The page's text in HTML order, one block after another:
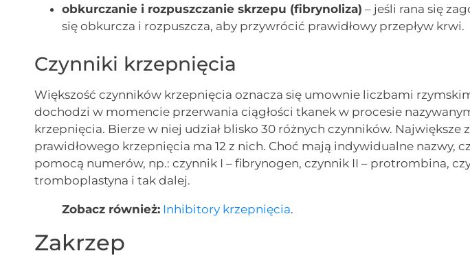
obkurczanie i rozpuszczanie skrzepu (fibrynoliza) – jeśli rana się
się obkurcza i rozpuszcza, aby przywrócić prawidłowy przepływ krwi.
Czynniki krzepnięcia
Większość czynników krzepnięcia oznacza się umownie liczbami
dochodzi w momencie przerwania ciągłości tkanek w procesie
krzepnięcia. Bierze w niej udział blisko 30 różnych czynników. Największe
prawidłowego krzepnięcia ma 12 z nich. Choć mają indywidualne nazwy,
pomocą numerów, np.: czynnik I – fibrynogen, czynnik II – protrombina,
tromboplastyna i tak dalej.
Zobacz również: Inhibitory krzepnięcia.
Zakrzep